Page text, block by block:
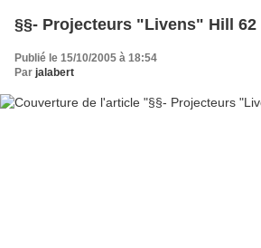
§§- Projecteurs "Livens" Hill 62
Publié le 15/10/2005 à 18:54
Par jalabert